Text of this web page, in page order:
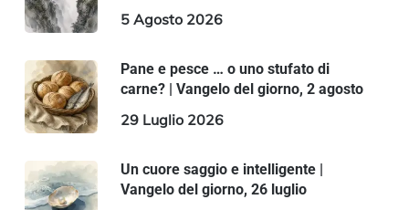
5 Agosto 2026
Pane e pesce … o uno stufato di
carne? | Vangelo del giorno, 2 agosto
29 Luglio 2026
Un cuore saggio e intelligente |
Vangelo del giorno, 26 luglio